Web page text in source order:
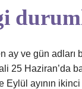
ay ve gün adları
25 Haziran’da
ayının